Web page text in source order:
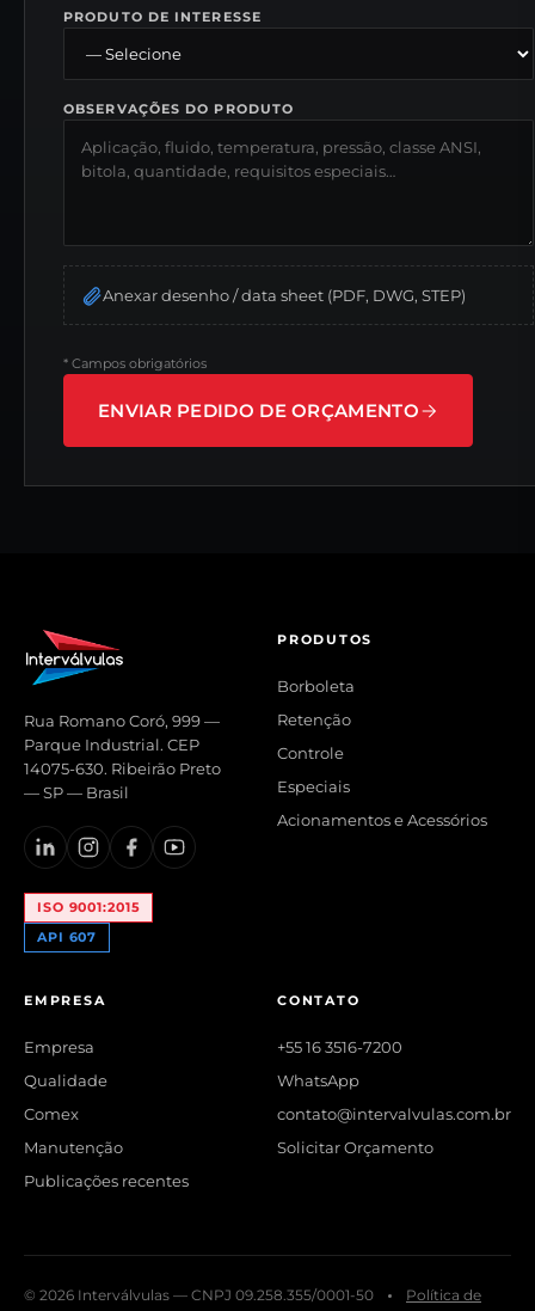
PRODUTO DE INTERESSE
OBSERVAÇÕES DO PRODUTO
Anexar desenho / data sheet (PDF, DWG, STEP)
* Campos obrigatórios
ENVIAR PEDIDO DE ORÇAMENTO
Rua Romano Coró, 999 —
Parque Industrial. CEP
14075-630. Ribeirão Preto
— SP — Brasil
ISO 9001:2015
API 607
PRODUTOS
Borboleta
Retenção
Controle
Especiais
Acionamentos e Acessórios
EMPRESA
Empresa
Qualidade
Comex
Manutenção
Publicações recentes
CONTATO
+55 16 3516-7200
WhatsApp
contato@intervalvulas.com.br
Solicitar Orçamento
© 2026 Interválvulas — CNPJ 09.258.355/0001-50
Política de